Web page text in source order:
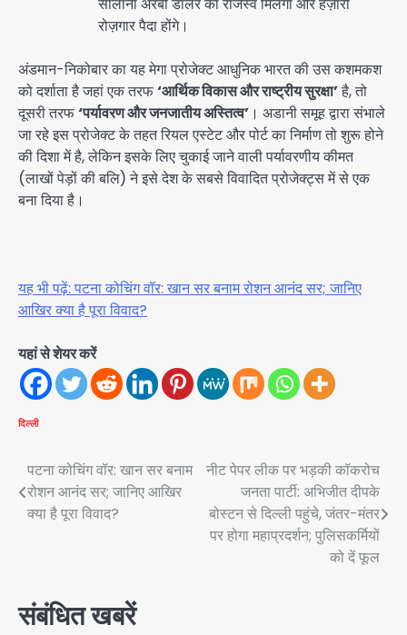
सालाना अरबों डॉलर का राजस्व मिलेगा और हज़ारों
रोज़गार पैदा होंगे।
अंडमान-निकोबार का यह मेगा प्रोजेक्ट आधुनिक भारत की उस कशमकश
को दर्शाता है जहां एक तरफ‘आर्थिक विकास और राष्ट्रीय सुरक्षा’है, तो
दूसरी तरफ‘पर्यावरण और जनजातीय अस्तित्व’ । अडानी समूह द्वारा संभाले
जा रहे इस प्रोजेक्ट के तहत रियल एस्टेट और पोर्ट का निर्माण तो शुरू होने
की दिशा में है, लेकिन इसके लिए चुकाई जाने वाली पर्यावरणीय कीमत
(लाखों पेड़ों की बलि) ने इसे देश के सबसे विवादित प्रोजेक्ट्स में से एक
बना दिया है।
यह भी पढ़ें: पटना कोचिंग वॉर: खान सर बनाम रोशन आनंद सर; जानिए
आखिर क्या है पूरा विवाद?
यहां से शेयर करें
दिल्ली
Post
navigation
पटना कोचिंग वॉर: खान सर बनाम
रोशन आनंद सर; जानिए आखिर
क्या है पूरा विवाद?
नीट पेपर लीक पर भड़की कॉकरोच
जनता पार्टी: अभिजीत दीपके
बोस्टन से दिल्ली पहुंचे, जंतर-मंतर
पर होगा महाप्रदर्शन; पुलिसकर्मियों
को दें फूल
संबंधित खबरें